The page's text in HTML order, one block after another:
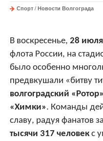
Спорт / Новости Волгограда
В воскресенье, 28
флота России, на
было особенно
предвкушали «битву
волгоградский
«Химки». Команды
славу, радуя фанатов
тысячи 317 человекс